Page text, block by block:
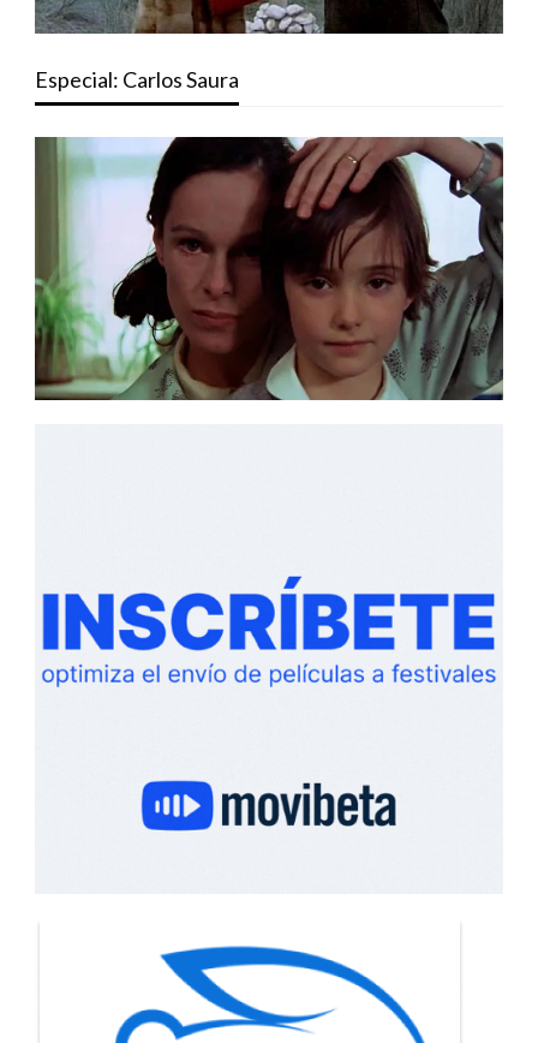
Especial: Carlos Saura